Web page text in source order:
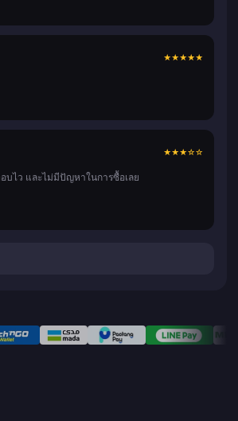
★★★★★
★★★☆☆
บไว และไม่มีปัญหาในการซื้อเลย